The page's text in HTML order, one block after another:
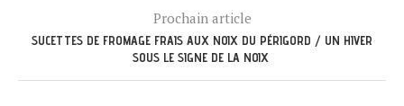
Prochain article
SUCETTES DE FROMAGE FRAIS AUX NOIX DU PÉRIGORD / UN HIVER
SOUS LE SIGNE DE LA NOIX